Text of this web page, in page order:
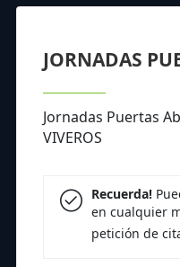
JORNADAS
Jornadas Puertas
VIVEROS
Recuerda!
en cualquier
petición de